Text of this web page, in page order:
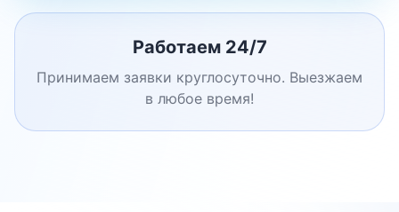
Работаем 24/7
Принимаем заявки круглосуточно. Выезжаем
в любое время!